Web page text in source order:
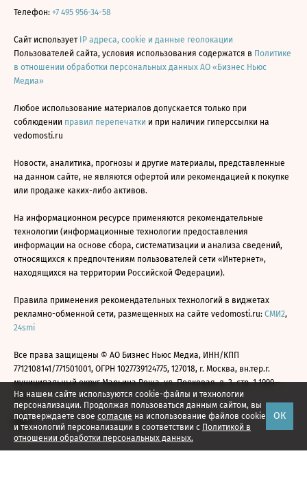
На нашем сайте используются cookie-файлы и технологии
персонализации. Продолжая пользоваться данным сайтом, вы
подтверждаете свое согласие на использование файлов cookie
и технологий персонализации в соответствии с Политикой в
отношении обработки персональных данных.
ОК
Телефон: +7 495 956-34-58
Сайт использует IP адреса, cookie и данные геолокации
Пользователей сайта, условия использования содержатся в Политике
в отношении обработки персональных данных АО «Бизнес Ньюс
Медиа»
Любое использование материалов допускается только при
соблюдении правил перепечатки и при наличии гиперссылки на
vedomosti.ru
Новости, аналитика, прогнозы и другие материалы, представленные
на данном сайте, не являются офертой или рекомендацией к покупке
или продаже каких-либо активов.
На информационном ресурсе применяются рекомендательные
технологии (информационные технологии предоставления
информации на основе сбора, систематизации и анализа сведений,
относящихся к предпочтениям пользователей сети «Интернет»,
находящихся на территории Российской Федерации).
Правила применения рекомендательных технологий в виджетах
рекламно-обменной сети, размещенных на сайте vedomosti.ru: СМИ2,
24smi
Все права защищены © АО Бизнес Ньюс Медиа, ИНН/КПП
7712108141/771501001, ОГРН 1027739124775, 127018, г. Москва, вн.тер.г.
муниципальный округ Марьина Роща, ул. Полковая, д. 3, стр. 1 1999—
2026